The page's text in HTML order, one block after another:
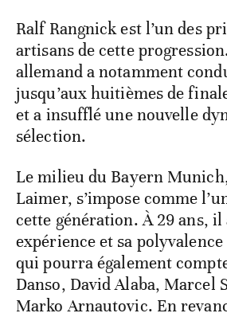
Ralf Rangnick est l’un des
artisans de cette
allemand a notamment
jusqu’aux huitièmes de
et a insufflé une nouvelle
sélection.
Le milieu du Bayern
Laimer, s’impose comme
cette génération. À 29 ans,
expérience et sa
qui pourra également
Danso, David Alaba, Marcel
Marko Arnautovic. En